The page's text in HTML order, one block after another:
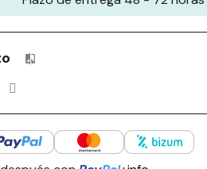
Productos incluidos en tu lista